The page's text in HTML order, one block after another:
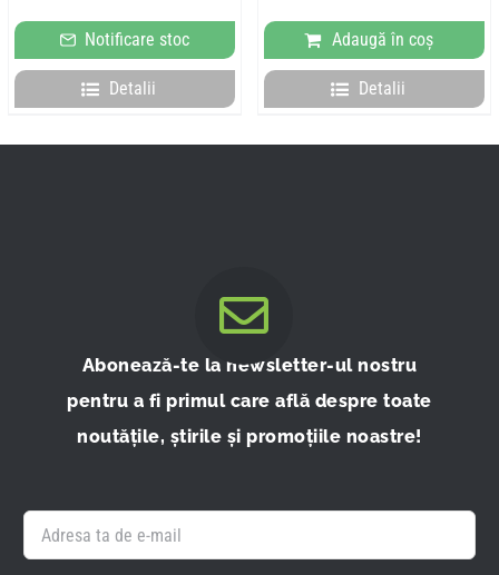
a
fost:
616,05 lei.
492,84 lei.
Notificare stoc
Detalii
a
fost:
80,00 lei.
este:
64,00 lei.
Adaugă în coș
Detalii
Abonează-te la newsletter-ul nostru
pentru a fi primul care află despre toate
noutățile, știrile și promoțiile noastre!